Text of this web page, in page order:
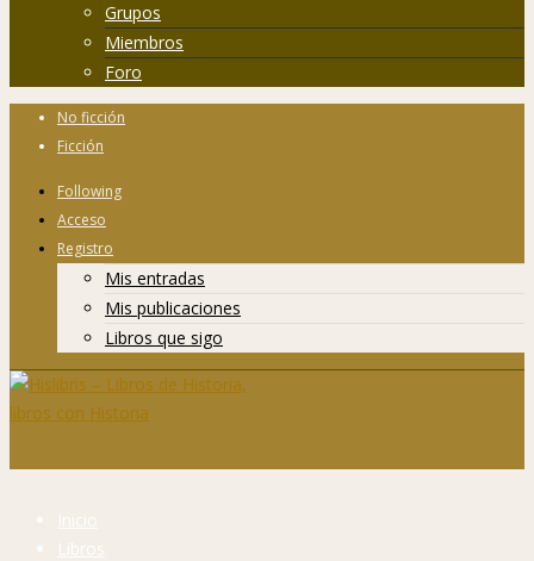
Grupos
Miembros
Foro
No ficción
Ficción
Following
Acceso
Registro
Mis entradas
Mis publicaciones
Libros que sigo
Inicio
Libros